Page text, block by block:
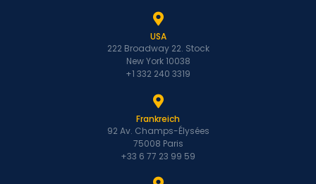
USA
222 Broadway 22. Stock
New York 10038
+1 332 240 3319
Frankreich
92 Av. Champs-Élysées
75008 Paris
+33 6 77 23 99 59